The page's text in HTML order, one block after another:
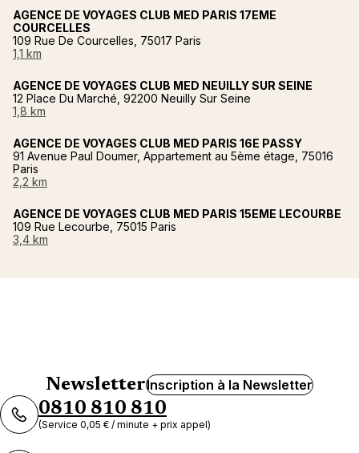
AGENCE DE VOYAGES CLUB MED PARIS 17EME
COURCELLES
109 Rue De Courcelles, 75017 Paris
1,1 km
AGENCE DE VOYAGES CLUB MED NEUILLY SUR SEINE
12 Place Du Marché, 92200 Neuilly Sur Seine
1,8 km
AGENCE DE VOYAGES CLUB MED PARIS 16E PASSY
91 Avenue Paul Doumer, Appartement au 5ème étage, 75016
Paris
2,2 km
AGENCE DE VOYAGES CLUB MED PARIS 15EME LECOURBE
109 Rue Lecourbe, 75015 Paris
3,4 km
NewsletterInscription à la Newsletter
0810 810 810
(Service 0,05 € / minute + prix appel)